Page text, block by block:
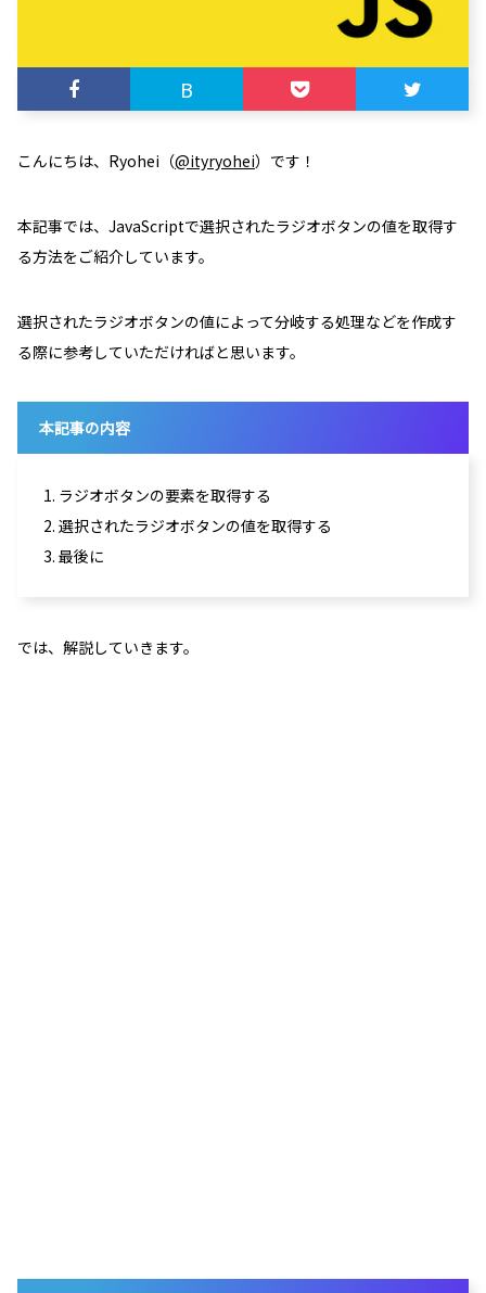
B
こんにちは、Ryohei（@ityryohei）です！
本記事では、JavaScriptで選択されたラジオボタンの値を取得す
る方法をご紹介しています。
選択されたラジオボタンの値によって分岐する処理などを作成す
る際に参考していただければと思います。
本記事の内容
1. ラジオボタンの要素を取得する
2. 選択されたラジオボタンの値を取得する
3. 最後に
では、解説していきます。